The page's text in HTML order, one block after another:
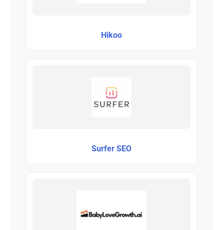
Hikoo
Surfer SEO